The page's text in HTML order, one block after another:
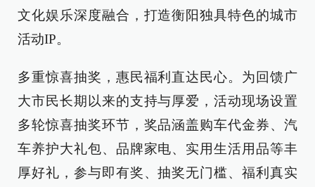
文化娱乐深度融合，打造衡阳独具特色的城市
活动IP。
多重惊喜抽奖，惠民福利直达民心。为回馈广
大市民长期以来的支持与厚爱，活动现场设置
多轮惊喜抽奖环节，奖品涵盖购车代金券、汽
车养护大礼包、品牌家电、实用生活用品等丰
厚好礼，参与即有奖、抽奖无门槛、福利真实